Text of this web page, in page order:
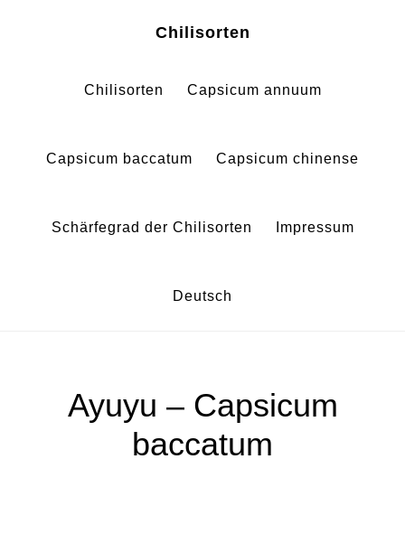
Chilisorten
Chilisorten Capsicum annuum
Capsicum baccatum Capsicum chinense
Schärfegrad der Chilisorten Impressum
Deutsch
Ayuyu – Capsicum
baccatum